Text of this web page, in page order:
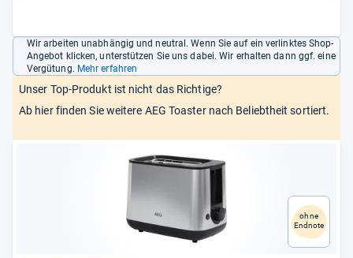
Wir arbeiten unabhängig und neutral. Wenn Sie auf ein verlinktes Shop-
Angebot klicken, unterstützen Sie uns dabei. Wir erhalten dann ggf. eine
Vergütung. Mehr erfahren
Unser Top-Produkt ist nicht das Richtige?
Ab hier finden Sie weitere AEG Toaster nach Beliebtheit sortiert.
ohne
Endnote